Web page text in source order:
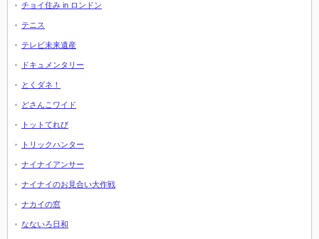
チョイ住み in ロンドン
テニス
テレビ未来遺産
ドキュメンタリー
とくダネ！
どさんこワイド
トットてれび
トリックハンター
ナイナイアンサー
ナイナイのお見合い大作戦
ナカイの窓
なないろ日和